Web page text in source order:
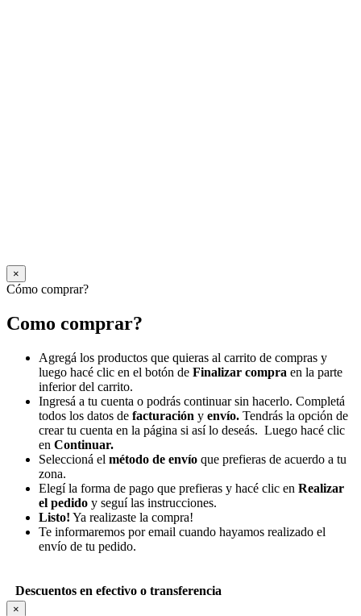
×
Cómo comprar?
Como comprar?
Agregá los productos que quieras al carrito de compras y
luego hacé clic en el botón de Finalizar compra en la parte
inferior del carrito.
Ingresá a tu cuenta o podrás continuar sin hacerlo. Completá
todos los datos de facturación y envío. Tendrás la opción de
crear tu cuenta en la página si así lo deseás. Luego hacé clic
en Continuar.
Seleccioná el método de envío que prefieras de acuerdo a tu
zona.
Elegí la forma de pago que prefieras y hacé clic en Realizar
el pedido y seguí las instrucciones.
Listo! Ya realizaste la compra!
Te informaremos por email cuando hayamos realizado el
envío de tu pedido.
Descuentos en efectivo o transferencia
×